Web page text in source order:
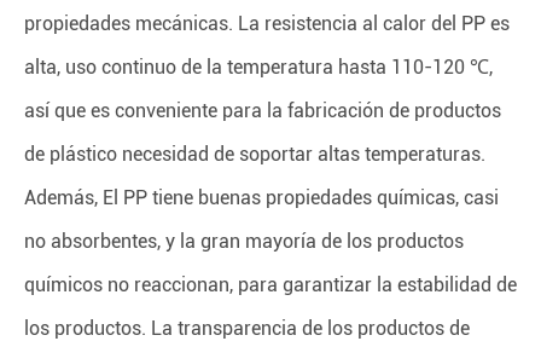
propiedades mecánicas. La resistencia al calor del PP es
alta, uso continuo de la temperatura hasta 110-120 ℃,
así que es conveniente para la fabricación de productos
de plástico necesidad de soportar altas temperaturas.
Además, El PP tiene buenas propiedades químicas, casi
no absorbentes, y la gran mayoría de los productos
químicos no reaccionan, para garantizar la estabilidad de
los productos. La transparencia de los productos de